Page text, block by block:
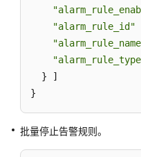
条
事
告
则
"alarm_rule_id"
  } ]
}
批量停止告警规则。